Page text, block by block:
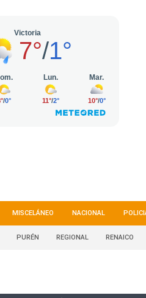
MISCELÁNEO NACIONAL
PURÉN REGIONAL RENAICO